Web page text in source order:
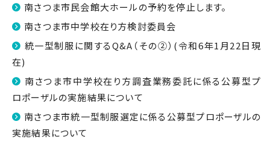
南さつま市民会館大ホールの予約を停止します。
南さつま市中学校在り方検討委員会
統一型制服に関するQ&A（その②）(令和6年1月22日現
在)
南さつま市中学校在り方調査業務委託に係る公募型プ
ロポーザルの実施結果について
南さつま市統一型制服選定に係る公募型プロポーザルの
実施結果について